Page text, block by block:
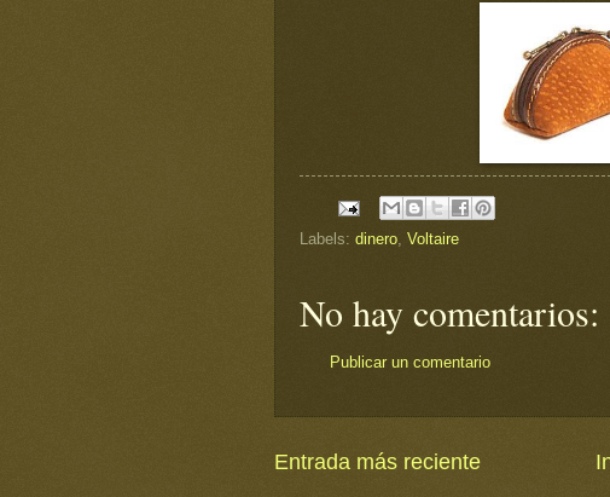
Labels: dinero, Voltaire
No hay comentarios:
Publicar un comentario
Entrada más reciente